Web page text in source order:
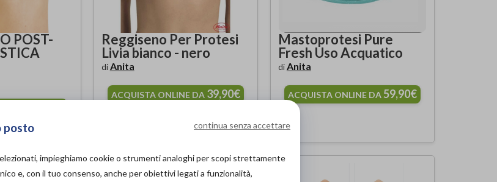
POST-
Reggiseno Per Protesi
Livia bianco - nero
diAnita
ACQUISTA ONLINE DA 39,90€
Mastoprotesi Pure
Fresh Uso Acquatico
diAnita
ACQUISTA ONLINE DA59,90€
posto continua senza accettare
impieghiamo cookie o strumenti analoghi per scopi strettamente
e, con il tuo consenso, anche per obiettivi legati a funzionalità,